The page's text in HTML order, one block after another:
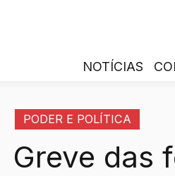
NOTÍCIAS
PODER E POLÍTICA
Greve das